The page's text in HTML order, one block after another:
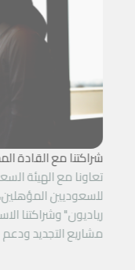
شراكتنا مع القادة
تعاونا مع الهيئة
للسعوديين
رياديون" وشراكتنا
مشاريع التجديد ودعم